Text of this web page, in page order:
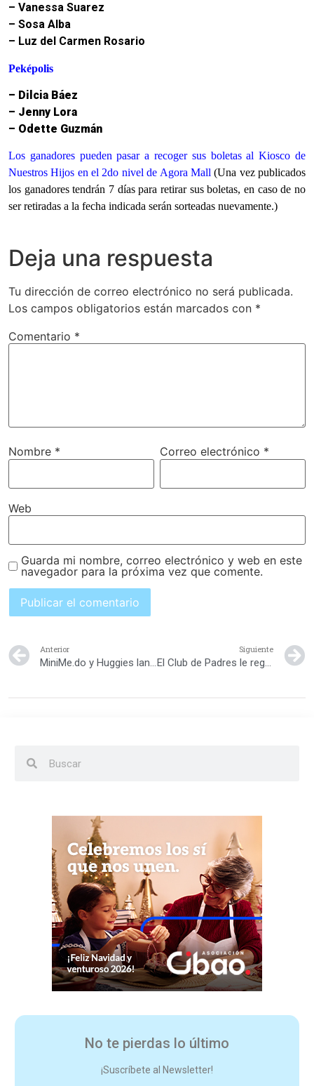
– Vanessa Suarez
– Sosa Alba
– Luz del Carmen Rosario
Peképolis
– Dilcia Báez
– Jenny Lora
– Odette Guzmán
Los ganadores pueden pasar a recoger sus boletas al Kiosco de
Nuestros Hijos en el 2do nivel de Agora Mall(Una vez publicados
los ganadores tendrán 7 días para retirar sus boletas, en caso de no
ser retiradas a la fecha indicada serán sorteadas nuevamente.)
Deja una respuesta
Tu dirección de correo electrónico no será publicada.
Los campos obligatorios están marcados con *
Comentario *
Nombre * Correo electrónico *
Web
Guarda mi nombre, correo electrónico y web en este
navegador para la próxima vez que comente.
Anterior
MiniMe.do y Huggies lanzan concurso “Mami Awards 2014”
Siguiente
El Club de Padres le regala a tu hijo un campamento en la Escuela de Diseño Altos de Chavón
No te pierdas lo último
¡Suscríbete al Newsletter!